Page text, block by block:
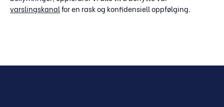
varslingskanalfor en rask og konfidensiell oppfølging.